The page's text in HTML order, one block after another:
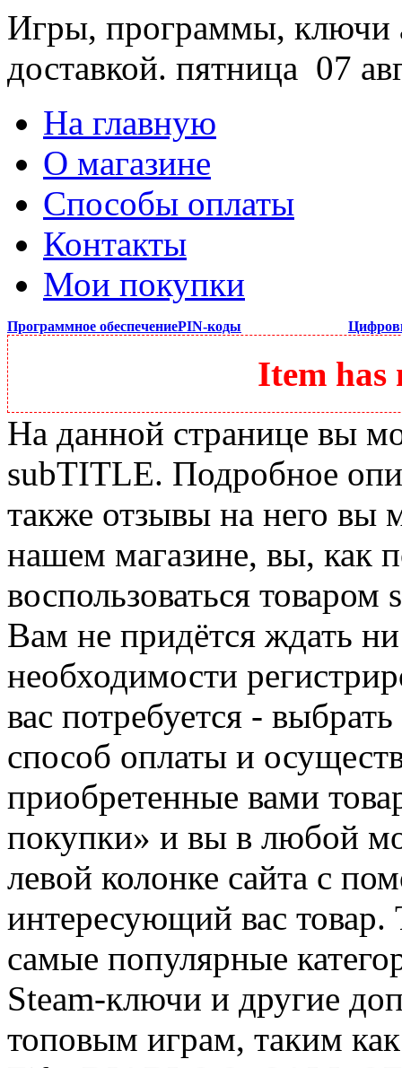
Игры, программы, ключи
доставкой. пятница 07
На главную
О магазине
Способы оплаты
Контакты
Мои покупки
Программное обеспечениеPIN-коды
Item has
На данной странице вы
subTITLE. Подробное
также отзывы на него вы
нашем магазине, вы, как
воспользоваться
Вам не придётся ждать
необходимости
вас потребуется -
способ оплаты и
приобретенные вами
покупки» и вы в любой
левой колонке сайта с
интересующий вас
самые популярные
Steam-ключи и другие
топовым играм, таким